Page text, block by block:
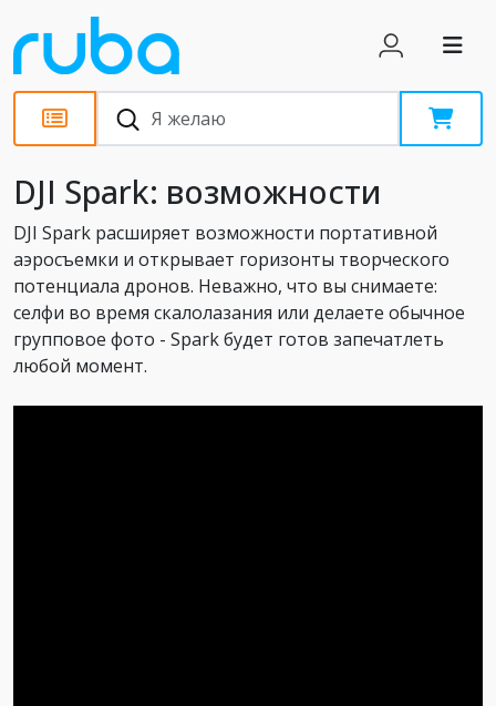
Новости
DJI Spark: возможности
DJI Spark расширяет возможности портативной
аэросъемки и открывает горизонты творческого
потенциала дронов. Неважно, что вы снимаете:
селфи во время скалолазания или делаете обычное
групповое фото - Spark будет готов запечатлеть
любой момент.